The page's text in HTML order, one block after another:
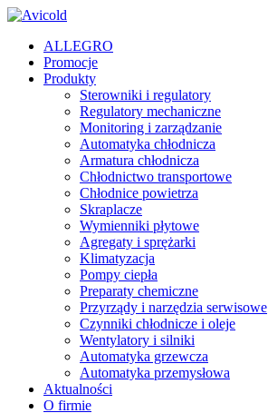
ALLEGRO
Promocje
Produkty
Sterowniki i regulatory
Regulatory mechaniczne
Monitoring i zarządzanie
Automatyka chłodnicza
Armatura chłodnicza
Chłodnictwo transportowe
Chłodnice powietrza
Skraplacze
Wymienniki płytowe
Agregaty i sprężarki
Klimatyzacja
Pompy ciepła
Preparaty chemiczne
Przyrządy i narzędzia serwisowe
Czynniki chłodnicze i oleje
Wentylatory i silniki
Automatyka grzewcza
Automatyka przemysłowa
Aktualności
O firmie